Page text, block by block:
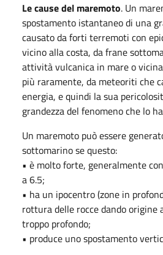
Le cause del maremoto. Un
spostamento istantaneo di una
causato da forti terremoti con
vicino alla costa, da frane
attività vulcanica in mare o
più raramente, da meteoriti che
energia, e quindi la sua
grandezza del fenomeno che lo
Un maremoto può essere
sottomarino se questo:
• è molto forte, generalmente
a 6.5;
• ha un ipocentro (zone in
rottura delle rocce dando origine
troppo profondo;
• produce uno spostamento